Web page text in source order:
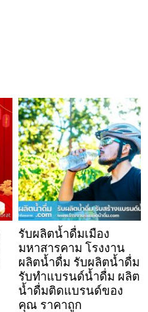
รับผลิตน้ำดื่มเมือง
มหาสารคาม โรงงาน
ผลิตน้ำดื่ม รับผลิตน้ำดื่ม
รับทำแบรนด์น้ำดื่ม ผลิต
น้ำดื่มติดแบรนด์ของ
คุณ ราคาถูก